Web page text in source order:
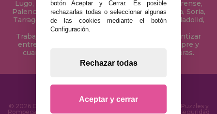
Lugo, Madrid, Málaga, Melilla, Murcia, Navarra, Orense,
Palencia, Pontevedra, Salamanca, Segovia, Sevilla, Soria,
Tarragona, Tenerife, Teruel, Toledo, Valencia, Valladolid,
Vizcaya, Zamora y Zaragoza.
Trabajamos con Stocks permanentes para garantizar
entregas rápidas en territorio peninsular, siempre y
cuando el pedido se realice antes de las 18 horas.
© 2026 CasaDelPuzzle.com - Tienda Online para comprar Puzzles y
Rompecabezas en Internet. Entrega Rápida en 24 Horas y Seguridad
botón Aceptar y Cerrar. Es posible
rechazarlas todas o seleccionar algunas
de las cookies mediante el botón
Configuración.
Rechazar todas
Aceptar y cerrar